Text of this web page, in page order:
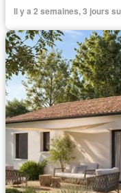
Il y a 2 semaines, 3 jours